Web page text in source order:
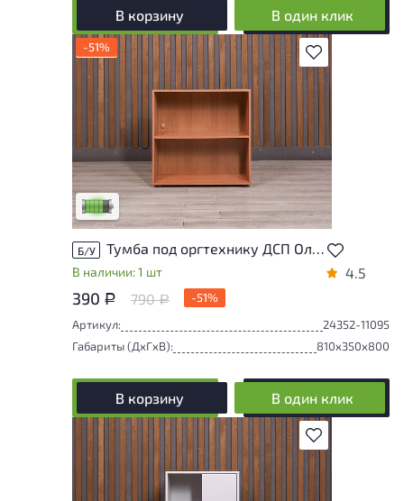
В корзину В один клик
В избранное
-51%
У товара присутствуют незначительные
следы эксплуатации, не влияющие на
удобство его использования
Низкая степень износа
Б/У Тумба под оргтехнику ДСП Ольха Россия
В наличии: 1 шт 4.5
390 Р 790Р
-51%
Артикул:
24352-11095
Габариты (ДxГxВ):
810x350x800
В корзину В один клик
В избранное